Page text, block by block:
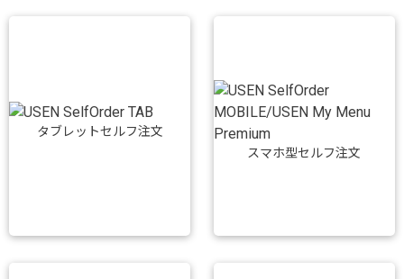
タブレットセルフ注文
スマホ型セルフ注文